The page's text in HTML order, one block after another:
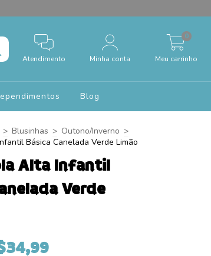
Atendimento Minha conta Meu carrinho
0
Blog
> Blusinhas > Outono/Inverno >
Básica Canelada Verde Limão
Alta Infantil
Verde